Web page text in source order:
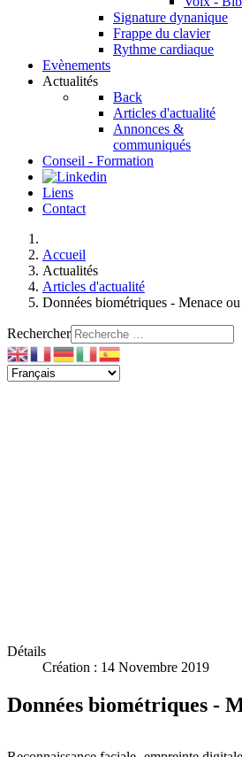
Signature dynanique
Frappe du clavier
Rythme cardiaque
Evènements
Actualités
Back
Articles d'actualité
Annonces &
communiqués
Conseil - Formation
Liens
Contact
Accueil
Actualités
Articles d'actualité
Données biométriques - Menace
Rechercher
Détails
Création : 14 Novembre 2019
Données biométriques -